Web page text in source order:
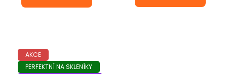
AKCE
PERFEKTNÍ NA SKLENÍKY